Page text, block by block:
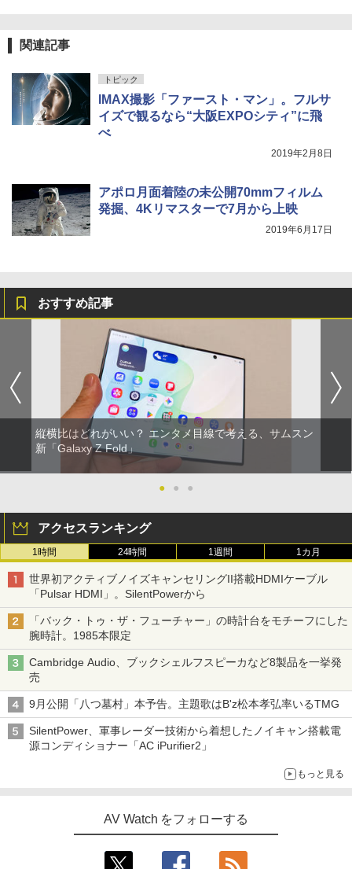
関連記事
トピック
IMAX撮影「ファースト・マン」。フルサ
イズで観るなら“大阪EXPOシティ”に飛
べ
2019年2月8日
アポロ月面着陸の未公開70mmフィルム
発掘、4Kリマスターで7月から上映
2019年6月17日
おすすめ記事
縦横比はどれがいい？ エンタメ目線で考える、サムスン
新「Galaxy Z Fold」
● ● ●
アクセスランキング
1時間 24時間 1週間 1カ月
世界初アクティブノイズキャンセリングII搭載HDMIケーブル
「Pulsar HDMI」。SilentPowerから
「バック・トゥ・ザ・フューチャー」の時計台をモチーフにした
腕時計。1985本限定
Cambridge Audio、ブックシェルフスピーカなど8製品を一挙発
売
9月公開「八つ墓村」本予告。主題歌はB'z松本孝弘率いるTMG
SilentPower、軍事レーダー技術から着想したノイキャン搭載電
源コンディショナー「AC iPurifier2」
もっと見る
AV Watch をフォローする